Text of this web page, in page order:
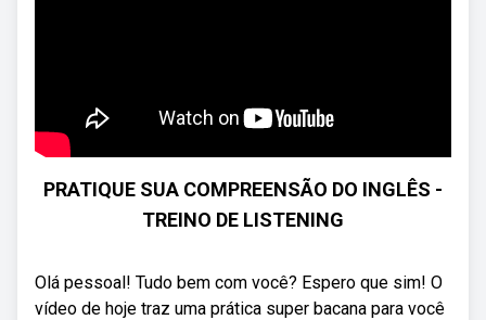
PRATIQUE SUA COMPREENSÃO DO INGLÊS -
TREINO DE LISTENING
Olá pessoal! Tudo bem com você? Espero que sim! O
vídeo de hoje traz uma prática super bacana para você